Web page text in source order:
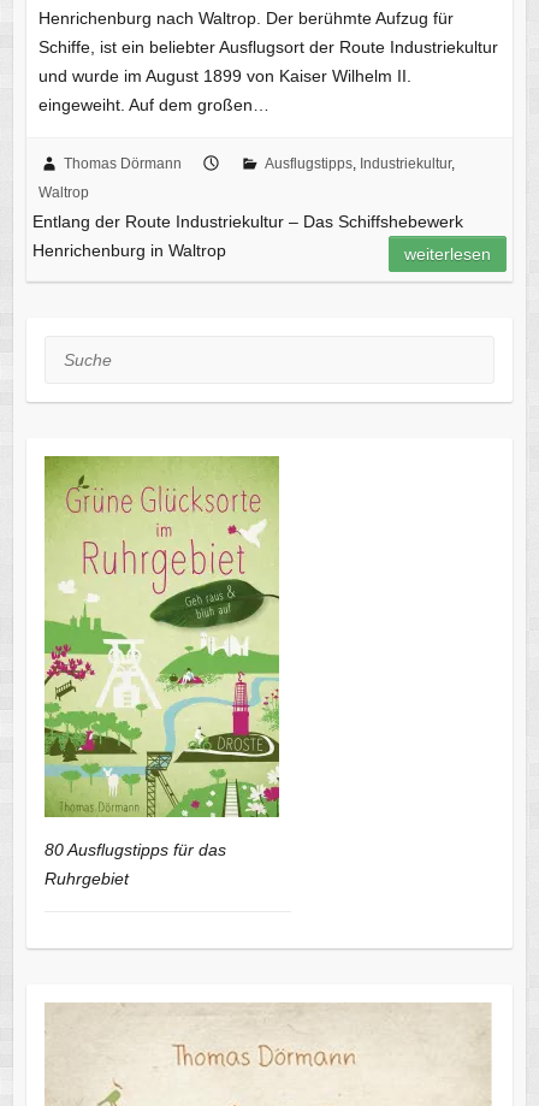
Henrichenburg nach Waltrop. Der berühmte Aufzug für
Schiffe, ist ein beliebter Ausflugsort der Route Industriekultur
und wurde im August 1899 von Kaiser Wilhelm II.
eingeweiht. Auf dem großen…
Thomas Dörmann Ausflugstipps, Industriekultur,
Waltrop
Entlang der Route Industriekultur – Das Schiffshebewerk
Henrichenburg in Waltrop
weiterlesen
Suche
80 Ausflugstipps für das
Ruhrgebiet